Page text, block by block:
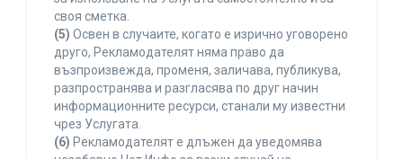
своя сметка.
(5) Освен в случаите, когато е изрично уговорено
друго, Рекламодателят няма право да
възпроизвежда, променя, заличава, публикува,
разпространява и разгласява по друг начин
информационните ресурси, станали му известни
чрез Услугата.
(6) Рекламодателят е длъжен да уведомява